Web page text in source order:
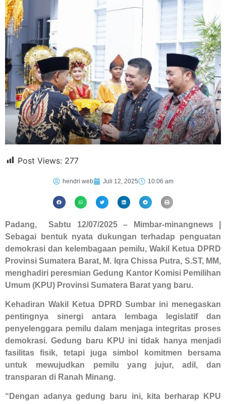
Post Views: 277
hendri web Juli 12, 2025 10:06 am
Padang, Sabtu 12/07/2025 – Mimbar-minangnews |
Sebagai bentuk nyata dukungan terhadap penguatan
demokrasi dan kelembagaan pemilu, Wakil Ketua DPRD
Provinsi Sumatera Barat, M. Iqra Chissa Putra, S.ST, MM,
menghadiri peresmian Gedung Kantor Komisi Pemilihan
Umum (KPU) Provinsi Sumatera Barat yang baru.
Kehadiran Wakil Ketua DPRD Sumbar ini menegaskan
pentingnya sinergi antara lembaga legislatif dan
penyelenggara pemilu dalam menjaga integritas proses
demokrasi. Gedung baru KPU ini tidak hanya menjadi
fasilitas fisik, tetapi juga simbol komitmen bersama
untuk mewujudkan pemilu yang jujur, adil, dan
transparan di Ranah Minang.
“Dengan adanya gedung baru ini, kita berharap KPU